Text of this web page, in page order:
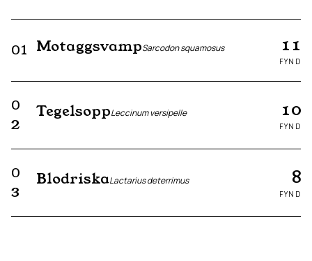
01 MotaggsvampSarcodon squamosus 11
FYND
0
2
TegelsoppLeccinum versipelle 10
FYND
0
3
BlodriskaLactarius deterrimus 8
FYND